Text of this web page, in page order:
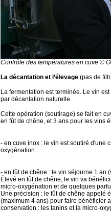
Contrôle des températures en cuve ©
La décantation et l’élevage (pas de
La fermentation est terminée. Le vin
par décantation naturelle.
Cette opération (soutirage) se fait en
en fût de chêne, et 3 ans pour les vins
- en cuve inox : le vin est soutiré d'une
oxygénation.
- en fût de chêne : le vin séjourne 1 an
Élevé en fût de chêne, le vin va
micro-oxygénation et de quelques
Une précision : le fût de chêne appelé
(maximum 4 ans) pour faire bénéficier
conservation : les tanins et la micro-